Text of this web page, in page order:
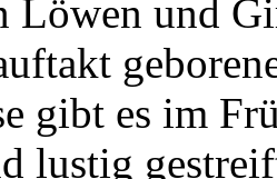
Löwen und
gibt es im
lustig